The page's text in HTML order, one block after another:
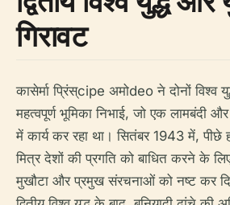
गिरावट
कासेर्मा प्रिंस्cipe अमोdeo ने दोनों विश्व
महत्वपूर्ण भूमिका निभाई, जो एक लामबंदी
में कार्य कर रहा था। सितंबर 1943 में, पीछे
मित्र देशों की प्रगति को बाधित करने के लिए
मुखौटा और प्रमुख संरचनाओं को नष्ट कर